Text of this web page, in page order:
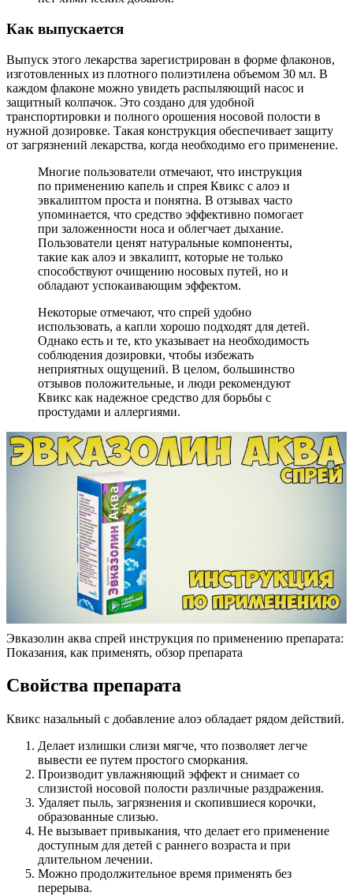
Как выпускается
Выпуск этого лекарства зарегистрирован в форме флаконов,
изготовленных из плотного полиэтилена объемом 30 мл. В
каждом флаконе можно увидеть распыляющий насос и
защитный колпачок. Это создано для удобной
транспортировки и полного орошения носовой полости в
нужной дозировке. Такая конструкция обеспечивает защиту
от загрязнений лекарства, когда необходимо его применение.
Многие пользователи отмечают, что инструкция
по применению капель и спрея Квикс с алоэ и
эвкалиптом проста и понятна. В отзывах часто
упоминается, что средство эффективно помогает
при заложенности носа и облегчает дыхание.
Пользователи ценят натуральные компоненты,
такие как алоэ и эвкалипт, которые не только
способствуют очищению носовых путей, но и
обладают успокаивающим эффектом.
Некоторые отмечают, что спрей удобно
использовать, а капли хорошо подходят для детей.
Однако есть и те, кто указывает на необходимость
соблюдения дозировки, чтобы избежать
неприятных ощущений. В целом, большинство
отзывов положительные, и люди рекомендуют
Квикс как надежное средство для борьбы с
простудами и аллергиями.
Эвказолин аква спрей инструкция по применению препарата:
Показания, как применять, обзор препарата
Свойства препарата
Квикс назальный с добавление алоэ обладает рядом действий.
Делает излишки слизи мягче, что позволяет легче
вывести ее путем простого сморкания.
Производит увлажняющий эффект и снимает со
слизистой носовой полости различные раздражения.
Удаляет пыль, загрязнения и скопившиеся корочки,
образованные слизью.
Не вызывает привыкания, что делает его применение
доступным для детей с раннего возраста и при
длительном лечении.
Можно продолжительное время применять без
перерыва.